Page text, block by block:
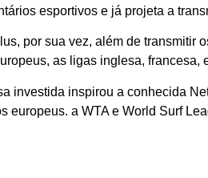
esportivos e já projeta a
por sua vez, além de transmitir
as ligas inglesa, francesa,
investida inspirou a conhecida
europeus. a WTA e World Surf